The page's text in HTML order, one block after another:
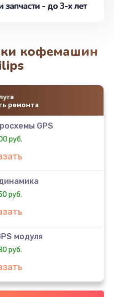
запчасти - до 3-х лет
кофемашин
ремонта
GPS
руб.
руб.
модуля
руб.
управления